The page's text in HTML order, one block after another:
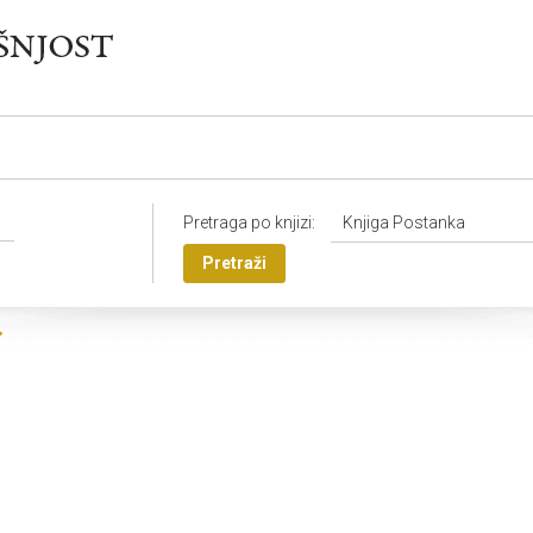
Pretraga po knjizi: Knjiga Postanka
Pretraži